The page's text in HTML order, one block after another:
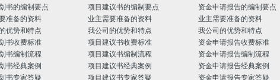
书的编制要点
准备的资料
优势和特点
书收费标准
书编制流程
书经典案例
书专家答疑
项目建议书的编制要点
业主需要准备的资料
我公司的优势和特点
项目建议书收费标准
项目建议书编制流程
项目建议书经典案例
项目建议书专家答疑
资金申请报告的编制要点
业主需要准备的资料
我公司的优势和特点
资金申请报告收费标准
资金申请报告编制流程
资金申请报告经典案例
资金申请报告专家答疑